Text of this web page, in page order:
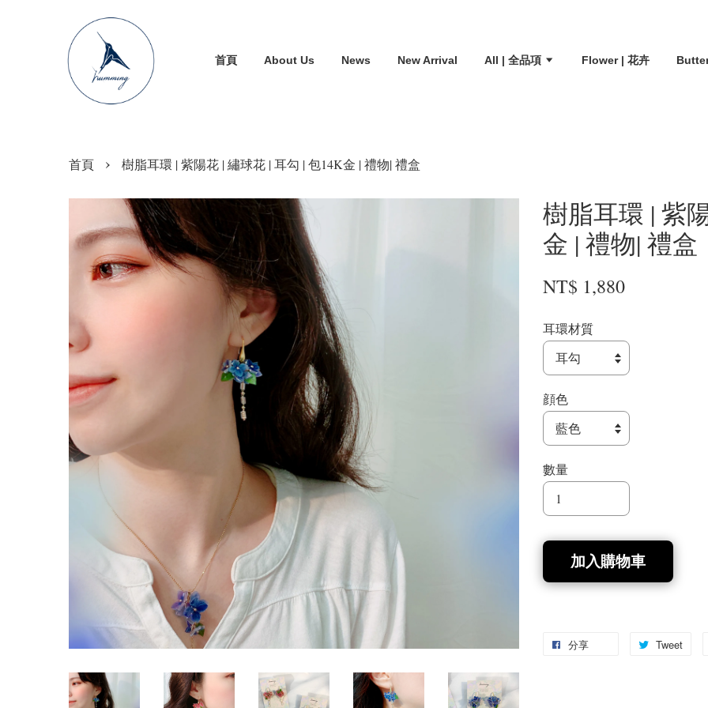
首頁 About Us News New Arrival All | 全品項 Flower | 花卉
首頁 › 樹脂耳環 | 紫陽花 | 繡球花 | 耳勾 | 包14K金 | 禮物| 禮盒
樹脂耳環 | 紫
金 | 禮物| 禮盒
NT$ 1,880
耳環材質
顔色
數量
加入購物車
分享 Tweet